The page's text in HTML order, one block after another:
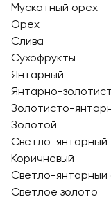
Мускатный орех
Орех
Слива
Сухофрукты
Янтарный
Янтарно-
Золотисто-
Золотой
Светло-янтарный
Коричневый
Светло-янтарный
Светлое золото